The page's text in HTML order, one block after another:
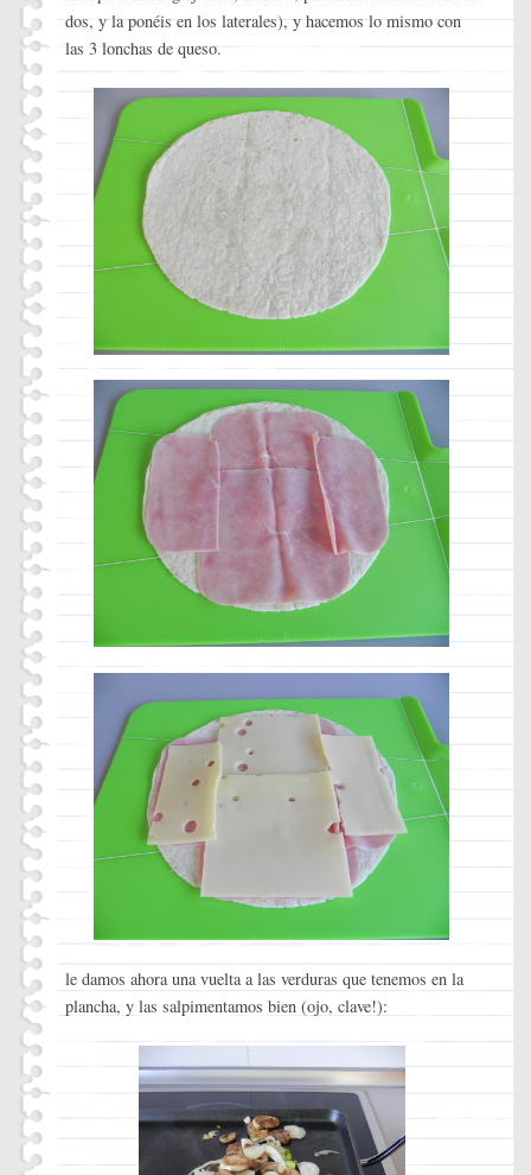
dos, y la ponéis en los laterales), y hacemos lo mismo con
las 3 lonchas de queso.
le damos ahora una vuelta a las verduras que tenemos en la
plancha, y las salpimentamos bien (ojo, clave!):